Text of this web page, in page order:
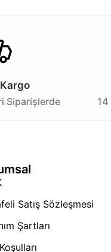
ve alışveriş
ışık akışı ile
enerji
bir performans
modu seçeneği
hem de işlevselliği
Siparişlerde
14
Satış Sözleşmesi
Şartları